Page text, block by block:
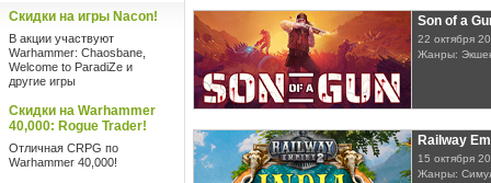
Скидки на игры Nacon!
В акции участвуют
Warhammer: Chaosbane,
Welcome to ParadiZe и
другие игры
Скидки на Warhammer
40,000: Rogue Trader!
Отличная CRPG по
Warhammer 40,000!
Son of a
22 октября
Жанры:
Railway
15 октября
Жанры: